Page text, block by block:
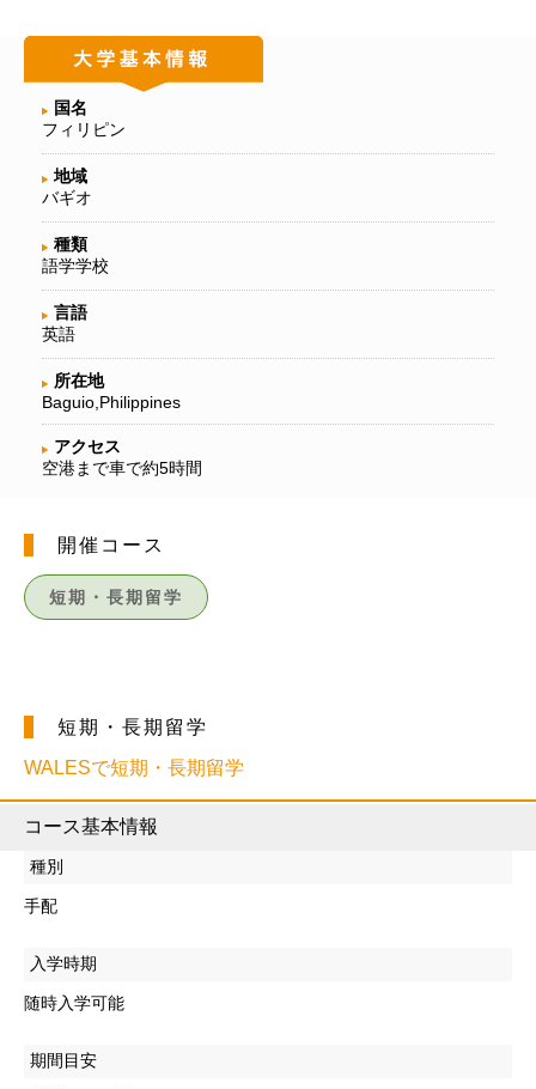
国名
フィリピン
地域
バギオ
種類
語学学校
言語
英語
所在地
Baguio,Philippines
アクセス
空港まで車で約5時間
開催コース
短期・長期留学
短期・長期留学
WALESで短期・長期留学
コース基本情報
種別
手配
入学時期
随時入学可能
期間目安